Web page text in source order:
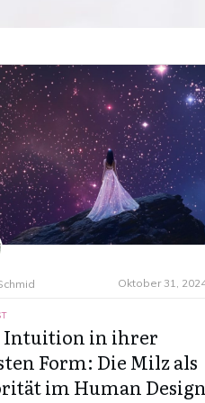
Oktober 31,
Intuition in ihrer
Form: Die Milz als
im Human